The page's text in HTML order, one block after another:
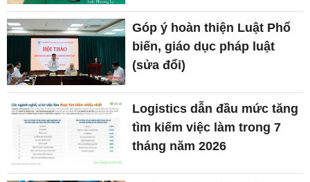
Góp ý hoàn thiện Luật Phổ
biến, giáo dục pháp luật
(sửa đổi)
Logistics dẫn đầu mức tăng
tìm kiếm việc làm trong 7
tháng năm 2026